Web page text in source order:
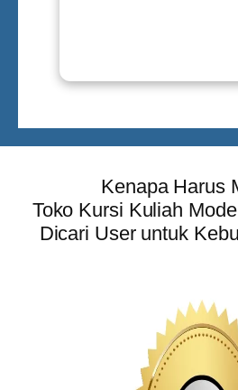
Kenapa Harus
Toko Kursi Kuliah
Dicari User untuk